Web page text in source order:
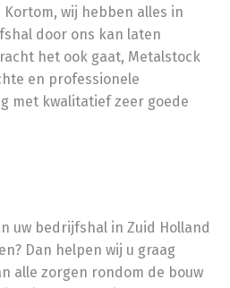
wij hebben alles in
door ons kan laten
het ook gaat, Metalstock
en professionele
met kwalitatief zeer goede
uw bedrijfshal in Zuid Holland
Dan helpen wij u graag
alle zorgen rondom de bouw